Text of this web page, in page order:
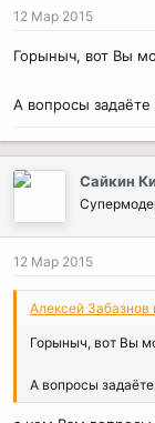
12 Мар 2015
Горыныч, вот Вы
А вопросы задаёте
Сайкин
12 Мар 2015
Алексей Забазнов
Горыныч, вот Вы
А вопросы